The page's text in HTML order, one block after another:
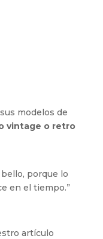
modelos de
vintage o retro
porque lo
en el tiempo.”
artículo